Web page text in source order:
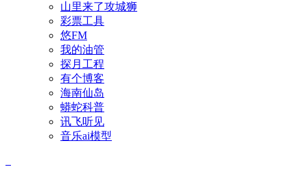
山里来了攻城狮
彩票工具
悠FM
我的油管
探月工程
有个博客
海南仙岛
蟒蛇科普
讯飞听见
音乐ai模型